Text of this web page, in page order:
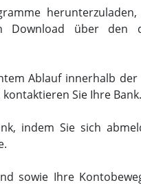
Download über den
Ablauf innerhalb
Sie Ihre Bank.
indem Sie sich
sowie Ihre